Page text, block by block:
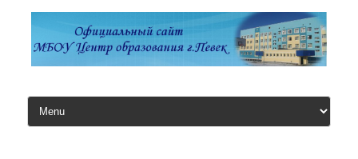
содержимому